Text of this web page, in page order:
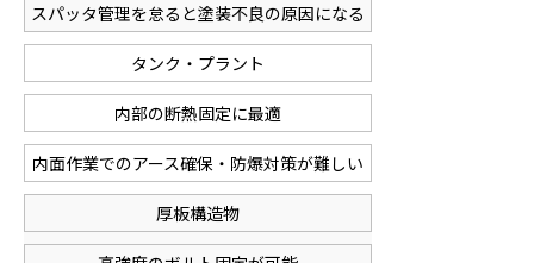
スパッタ管理を怠ると塗装不良の原因になる
タンク・プラント
内部の断熱固定に最適
内面作業でのアース確保・防爆対策が難しい
厚板構造物